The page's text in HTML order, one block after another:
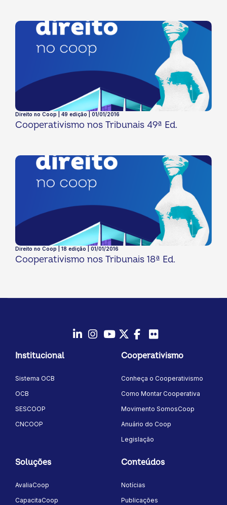
Direito no Coop | 49 edição | 01/01/2016
Cooperativismo nos Tribunais 49ª Ed.
Direito no Coop | 18 edição | 01/01/2016
Cooperativismo nos Tribunais 18ª Ed.
Instagram
YoutubeTwitter/X
Facebook
Institucional
Sistema OCB
OCB
SESCOOP
CNCOOP
Cooperativismo
Conheça o Cooperativismo
Como Montar Cooperativa
Movimento SomosCoop
Anuário do Coop
Legislação
Soluções
AvaliaCoop
CapacitaCoop
Conteúdos
Notícias
Publicações